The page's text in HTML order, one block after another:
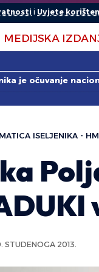
i Uvjete
MEDIJSKA
je očuvanje
ISELJENIKA -
STUDENOGA 2013.